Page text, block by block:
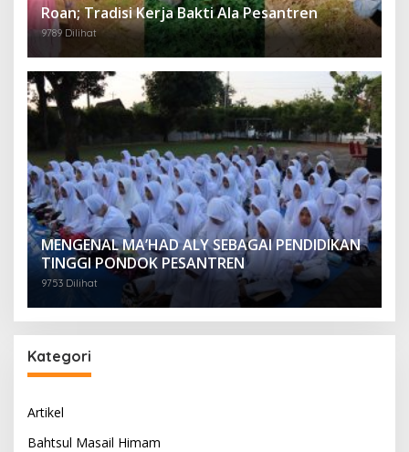
Roan; Tradisi Kerja Bakti Ala Pesantren
9789 Dilihat
MENGENAL MA’HAD ALY SEBAGAI PENDIDIKAN
TINGGI PONDOK PESANTREN
9753 Dilihat
Kategori
Artikel
Bahtsul Masail Himam